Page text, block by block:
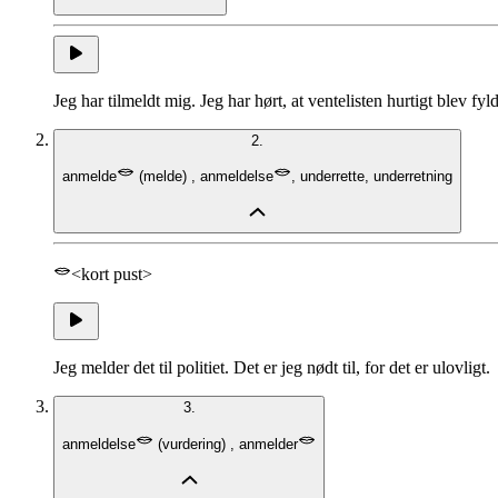
Jeg har tilmeldt mig. Jeg har hørt, at ventelisten hurtigt blev
2.
anmelde (melde) anmeldelse underrette underretning
<kort pust>
Jeg melder det til politiet. Det er jeg nødt til, for det er ulovligt.
3.
anmeldelse (vurdering) anmelder